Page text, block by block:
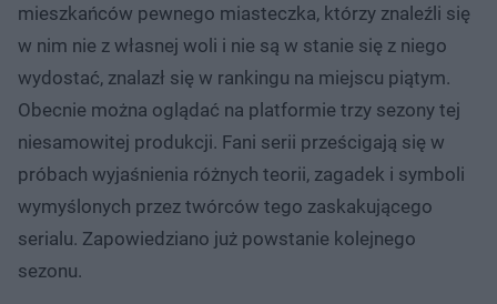
mieszkańców pewnego miasteczka, którzy znaleźli się
w nim nie z własnej woli i nie są w stanie się z niego
wydostać, znalazł się w rankingu na miejscu piątym.
Obecnie można oglądać na platformie trzy sezony tej
niesamowitej produkcji. Fani serii prześcigają się w
próbach wyjaśnienia różnych teorii, zagadek i symboli
wymyślonych przez twórców tego zaskakującego
serialu. Zapowiedziano już powstanie kolejnego
sezonu.